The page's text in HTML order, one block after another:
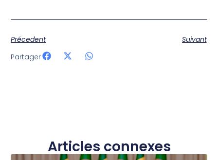
Précedent
Suivant
Partager
Articles connexes